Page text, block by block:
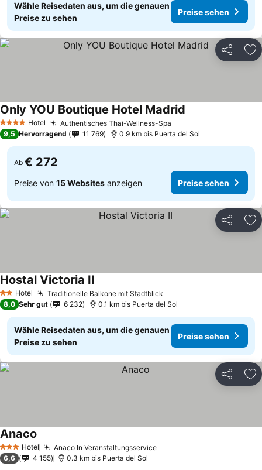
Wähle Reisedaten aus, um die genauen
Preise zu sehen
Preise sehen
Teilen
4 Sterne Hotel Authentisches Thai-Wellness-Spa
Only YOU Boutique Hotel Madrid
9,5 Hervorragend 11 769 0.9 km bis Puerta del Sol
Ab € 272
Preise von 15 Websites anzeigen Preise sehen
Teilen
2 Sterne
Hotel Traditionelle Balkone mit Stadtblick
Hostal Victoria II
8,0 Sehr gut 6 232 0.1 km bis Puerta del Sol
Wähle Reisedaten aus, um die genauen
Preise zu sehen
Preise sehen
Teilen
3 SterneHotel Anaco In VeranstaltungsservicePreise sehen
Anaco
6,6 4 155 0.3 km bis Puerta del Sol